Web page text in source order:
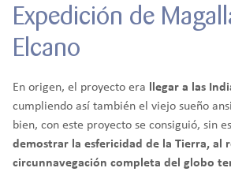
Expedición de
Elcano
En origen, el proyecto era llegar a las
cumpliendo así también el viejo sueño
bien, con este proyecto se consiguió, sin
demostrar la esfericidad de la Tierra, al
circunnavegación completa del globo